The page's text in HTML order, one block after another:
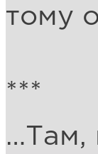
тому
***
…Там,